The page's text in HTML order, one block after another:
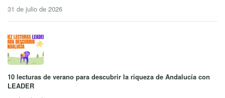
31 de julio de 2026
10 lecturas de verano para descubrir la riqueza de Andalucía con
LEADER